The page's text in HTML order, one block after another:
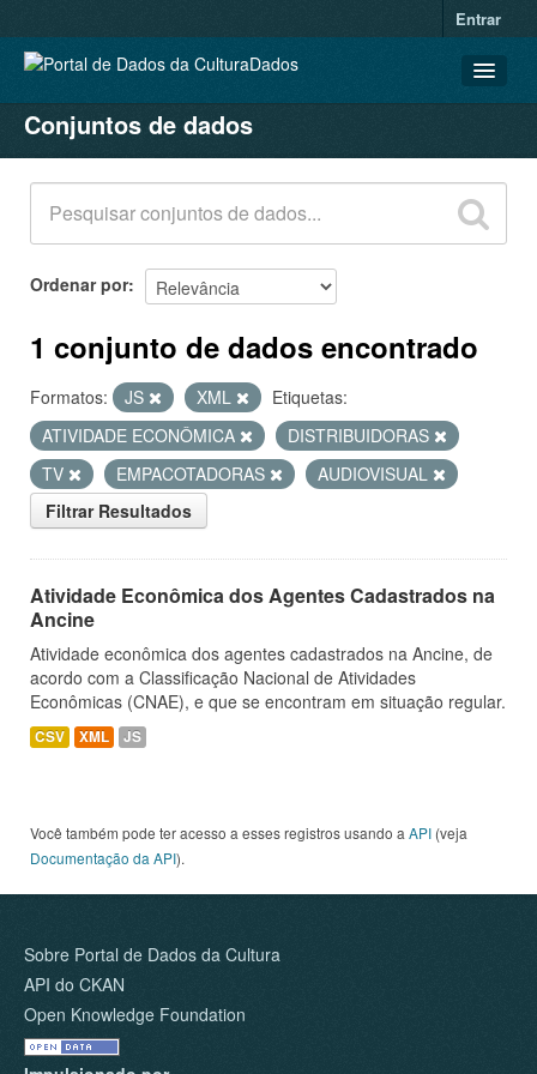
Entrar
CONJUNTOS DE DADOS
ORGANIZAÇÕES
GRUPOS
SOBRE
Conjuntos de dados
Ordenar por
1 conjunto de dados encontrado
Formatos: JS XML
Etiquetas:
ATIVIDADE ECONÔMICA
DISTRIBUIDORAS
TV
EMPACOTADORAS
AUDIOVISUAL
Filtrar Resultados
Atividade Econômica dos Agentes Cadastrados na
Ancine
Atividade econômica dos agentes cadastrados na Ancine, de
acordo com a Classificação Nacional de Atividades
Econômicas (CNAE), e que se encontram em situação regular.
CSV XML JS
Você também pode ter acesso a esses registros usando a API (veja
Documentação da API).
Sobre Portal de Dados da Cultura
API do CKAN
Open Knowledge Foundation